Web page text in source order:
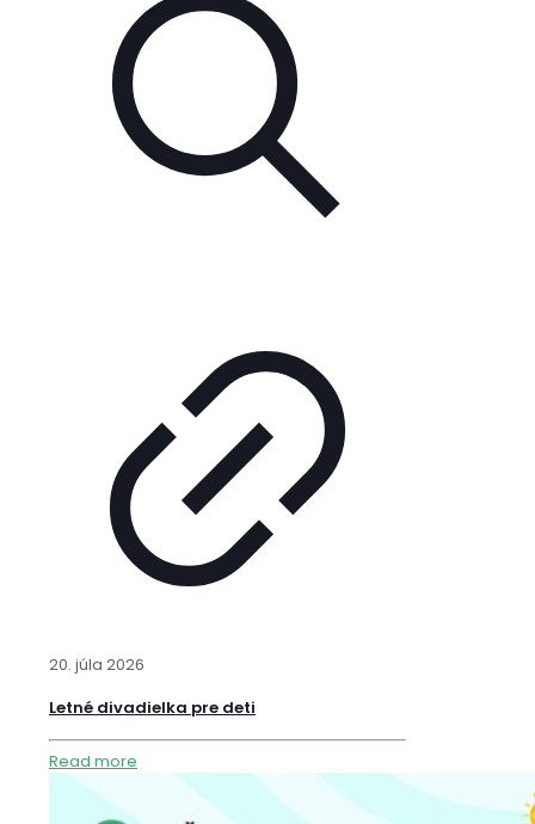
20. júla 2026
Letné divadielka pre deti
Read more